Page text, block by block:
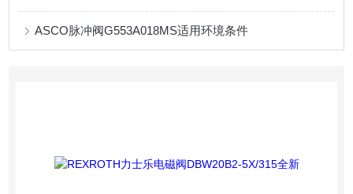
ASCO脉冲阀G553A018MS适用环境条件